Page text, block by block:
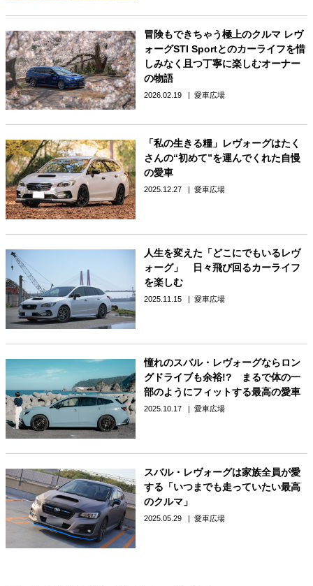
冒険もできちゃう極上のクルマ レヴ
ォーグSTI Sportとのカーライフを惜
しみなく且つ丁寧に楽しむオーナー
の物語
2026.02.19 愛車広場
「私の生きる糧」レヴォーグはたく
さんの“初めて”を運んでくれた自慢
の愛車
2025.12.27 愛車広場
人生を変えた「どこにでもいるレヴ
ォーグ」 日々飛び回るカーライフ
を楽しむ
2025.11.15 愛車広場
憧れのスバル・レヴォーグならロン
グドライブも余裕!? まるで体の一
部のようにフィットする最高の愛車
2025.10.17 愛車広場
スバル・レヴォーグは家族全員が愛
する「いつまでも走っていたい最高
のクルマ」
2025.05.29 愛車広場